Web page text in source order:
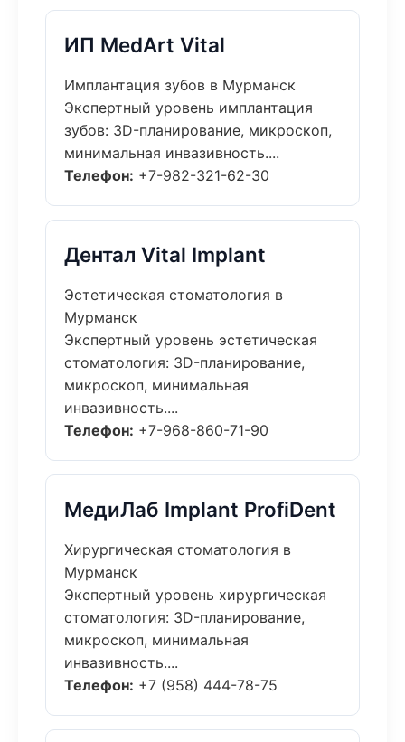
ИП MedArt Vital
Имплантация зубов в Мурманск
Экспертный уровень имплантация
зубов: 3D-планирование, микроскоп,
минимальная инвазивность....
Телефон: +7-982-321-62-30
Дентал Vital Implant
Эстетическая стоматология в
Мурманск
Экспертный уровень эстетическая
стоматология: 3D-планирование,
микроскоп, минимальная
инвазивность....
Телефон: +7-968-860-71-90
МедиЛаб Implant ProfiDent
Хирургическая стоматология в
Мурманск
Экспертный уровень хирургическая
стоматология: 3D-планирование,
микроскоп, минимальная
инвазивность....
Телефон: +7 (958) 444-78-75